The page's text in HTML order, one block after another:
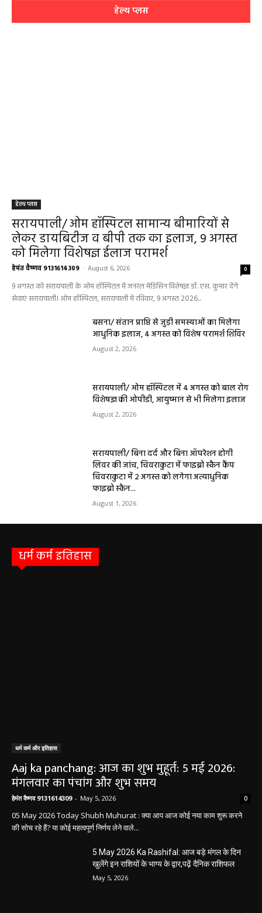
हेल्थ प्लस
हेल्थ प्लस
सरायपाली/ ओम हॉस्पिटल सामान्य बीमारियों से
लेकर डायबिटीज व बीपी तक का इलाज, 9 अगस्त
को मिलेगा विशेषज्ञ ईलाज परामर्श
हेमंत वैष्णव 9131614309 - August 6, 2026 0
9 अगस्त को सरायपाली के ओम हॉस्पिटल में जनरल मेडिसिन विशेषज्ञ डॉ. एस. कुमार देंगे
सेवाएं सरायपाली। ओम हॉस्पिटल, सरायपाली में रविवार, 9 अगस्त 2026...
बसना/ संतान प्राप्ति से जुड़ी समस्याओं का मिलेगा
आधुनिक इलाज, 4 अगस्त को विशेष परामर्श शिविर
August 2, 2026
सरायपाली/ ओम हॉस्पिटल में 4 अगस्त को बाल रोग
विशेषज्ञ की ओपीडी, आयुष्मान से भी मिलेगा इलाज
August 2, 2026
सरायपाली/ बिना दर्द और बिना ऑपरेशन होगी
लिवर की जांच, चिवराकुटा में फाइब्रो स्कैन कैंप
चिवराकुटा में 2 अगस्त को लगेगा अत्याधुनिक
फाइब्रो स्कैन...
August 1, 2026
धर्म कर्म इतिहास
धर्म कर्म और इतिहास
Aaj ka panchang: आज का शुभ मुहूर्त: 5 मई 2026:
मंगलवार का पंचांग और शुभ समय
हेमंत वैष्णव 9131614309 - May 5, 2026 0
05 May 2026 Today Shubh Muhurat : क्या आप आज कोई नया काम शुरू करने
की सोच रहे हैं? या कोई महत्वपूर्ण निर्णय लेने वाले...
5 May 2026 Ka Rashifal: आज बड़े मंगल के दिन
खुलेंगे इन राशियों के भाग्य के द्वार,पढ़ें दैनिक राशिफल
May 5, 2026